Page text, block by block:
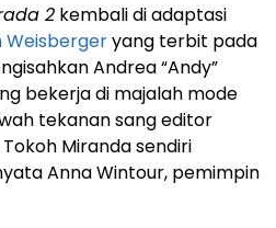
2 kembali di adaptasi
Weisbergeryang terbit pada
Andrea “Andy”
bekerja di majalah mode
tekanan sang editor
Miranda sendiri
Anna Wintour, pemimpin